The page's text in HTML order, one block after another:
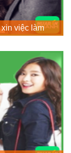
việc làm